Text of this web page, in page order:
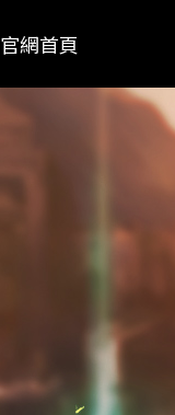
官網首頁